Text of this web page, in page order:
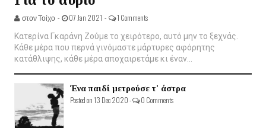
στον Τοίχο - 07 Jan 2021 - 1 Comments
Κατερίνα Γκαράνη Ζούμε το χειρότερο, αυτό μην το ξεχνάς.
Κάθε μέρα που περνά γινόμαστε μάρτυρες αφόρητης
κατάθλιψης, κάθε μέρα αποχαιρετάμε κι έναν...
Ένα παιδί μετρούσε τ' άστρα
Posted on 13 Dec 2020 - 0 Comments